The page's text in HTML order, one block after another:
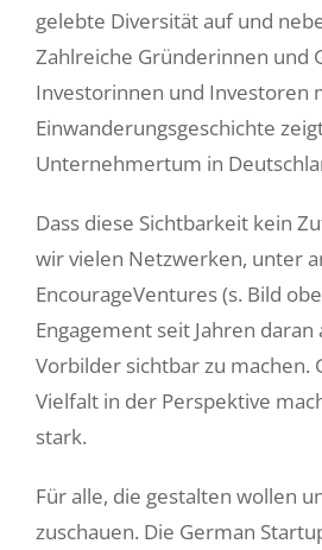
gelebte Diversität auf und
Zahlreiche Gründerinnen und
Investorinnen und Investoren
Einwanderungsgeschichte
Unternehmertum in
Dass diese Sichtbarkeit kein
wir vielen Netzwerken, unter
EncourageVentures (s. Bild
Engagement seit Jahren
Vorbilder sichtbar zu machen.
Vielfalt in der Perspektive
stark.
Für alle, die gestalten wollen
zuschauen. Die German